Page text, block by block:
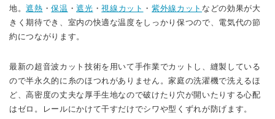
地。遮熱 ・保温 ・遮光 ・視線カット ・紫外線カット などの効果が大
きく期待でき、室内の快適な温度をしっかり保つので、電気代の節
約につながります。
最新の超音波カット技術を用いて手作業でカットし、縫製している
ので半永久的に糸のほつれがありません。家庭の洗濯機で洗えるほ
ど、高密度の丈夫な厚手生地なので破けたり穴が開いたりする心配
はゼロ。レールにかけて干すだけでシワや型くずれが防げます。